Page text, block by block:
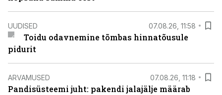
UUDISED 07.08.26, 11:58
Toidu odavnemine tõmbas hinnatõusule
pidurit
ARVAMUSED 07.08.26, 11:18
Pandisüsteemi juht: pakendi jalajälje määrab